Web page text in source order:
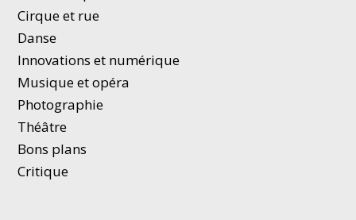
Cirque et rue
Danse
Innovations et numérique
Musique et opéra
Photographie
Théâtre
Bons plans
Critique